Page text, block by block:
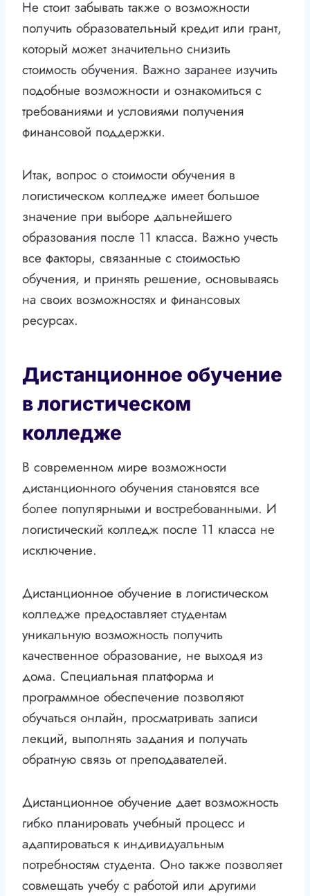
Не стоит забывать также о возможности
получить образовательный кредит или грант,
который может значительно снизить
стоимость обучения. Важно заранее изучить
подобные возможности и ознакомиться с
требованиями и условиями получения
финансовой поддержки.
Итак, вопрос о стоимости обучения в
логистическом колледже имеет большое
значение при выборе дальнейшего
образования после 11 класса. Важно учесть
все факторы, связанные с стоимостью
обучения, и принять решение, основываясь
на своих возможностях и финансовых
ресурсах.
Дистанционное обучение
в логистическом
колледже
В современном мире возможности
дистанционного обучения становятся все
более популярными и востребованными. И
логистический колледж после 11 класса не
исключение.
Дистанционное обучение в логистическом
колледже предоставляет студентам
уникальную возможность получить
качественное образование, не выходя из
дома. Специальная платформа и
программное обеспечение позволяют
обучаться онлайн, просматривать записи
лекций, выполнять задания и получать
обратную связь от преподавателей.
Дистанционное обучение дает возможность
гибко планировать учебный процесс и
адаптироваться к индивидуальным
потребностям студента. Оно также позволяет
совмещать учебу с работой или другими